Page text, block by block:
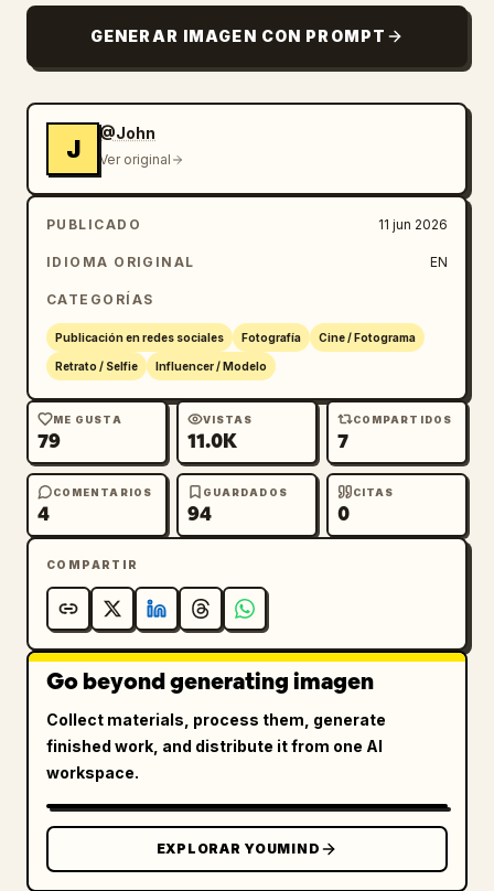
movimiento en las banderas que ondean,
artefactos de compresión MPEG, tenues líneas
GENERAR IMAGEN CON PROMPT
J
@John
Ver original
PUBLICADO 11 jun 2026
IDIOMA ORIGINAL EN
CATEGORÍAS
Publicación en redes sociales Fotografía Cine / Fotograma
Retrato / Selfie Influencer / Modelo
ME GUSTA
79
VISTAS
11.0K
COMPARTIDOS
7
COMENTARIOS
4
GUARDADOS
94
CITAS
0
COMPARTIR
Go beyond generating imagen
Collect materials, process them, generate
finished work, and distribute it from one AI
workspace.
EXPLORAR YOUMIND